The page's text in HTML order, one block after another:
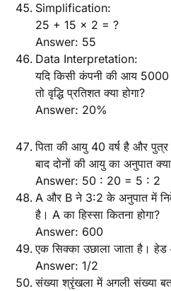
Simplification:
25 + 15 × 2 = ?
Answer: 55
Data Interpretation:
यदि किसी कंपनी की आय
तो वृद्धि प्रतिशत क्या होगा?
Answer: 20%
पिता की आयु 40 वर्ष है और
बाद दोनों की आयु का अनुपात क्या
Answer: 50 : 20 = 5 : 2
A और B ने 3:2 के अनुपात में
है। A का हिस्सा कितना होगा?
Answer: 600
एक सिक्का उछाला जाता है। हेड
Answer: 1/2
संख्या श्रृंखला में अगली संख्या